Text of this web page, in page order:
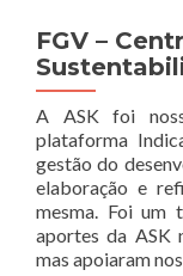
FGV –
A ASK foi
plataforma
gestão do
elaboração e
mesma. Foi um
aportes da ASK
mas apoiaram